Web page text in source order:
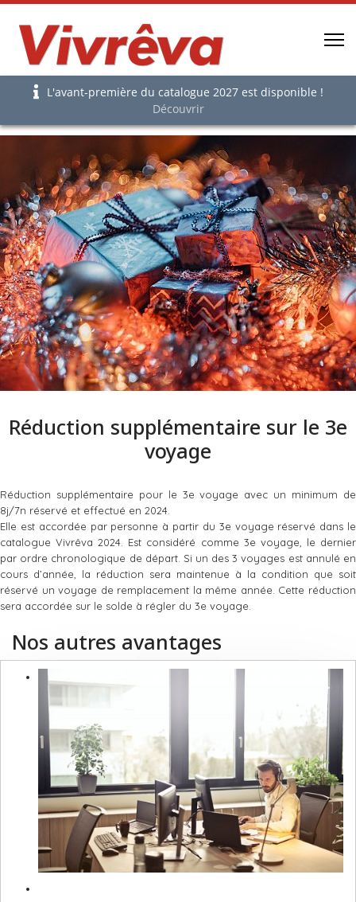
L'avant-première du catalogue 2027 est disponible !
Découvrir
Réduction supplémentaire sur le 3e
voyage
Réduction supplémentaire pour le 3e voyage avec un minimum de
8j/7n réservé et effectué en 2024.
Elle est accordée par personne à partir du 3e voyage réservé dans le
catalogue Vivrêva 2024. Est considéré comme 3e voyage, le dernier
par ordre chronologique de départ. Si un des 3 voyages est annulé en
cours d’année, la réduction sera maintenue à la condition que soit
réservé un voyage de remplacement la même année. Cette réduction
sera accordée sur le solde à régler du 3e voyage.
Nos autres avantages